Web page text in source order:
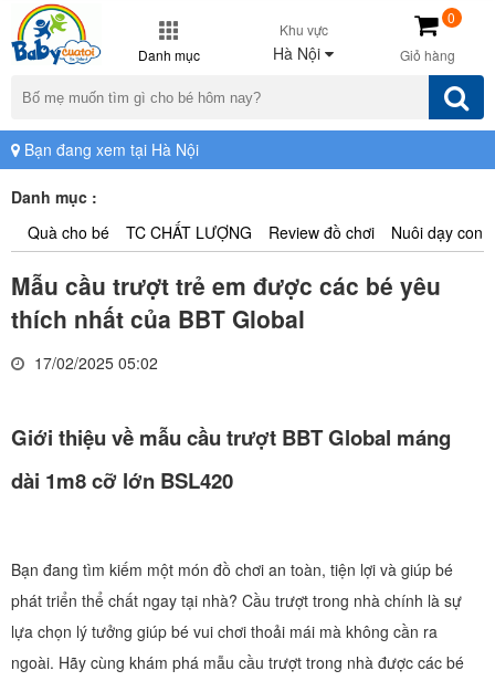
Danh mục
Khu vực
Hà Nội Giỏ hàng
0
Bạn đang xem tại Hà Nội
Danh mục :
Quà cho bé
TC CHẤT LƯỢNG Review đồ chơi Nuôi dạy con
Mẫu cầu trượt trẻ em được các bé yêu
thích nhất của BBT Global
17/02/2025 05:02
Giới thiệu về mẫu cầu trượt BBT Global máng
dài 1m8 cỡ lớn BSL420
Bạn đang tìm kiếm một món đồ chơi an toàn, tiện lợi và giúp bé
phát triển thể chất ngay tại nhà? Cầu trượt trong nhà chính là sự
lựa chọn lý tưởng giúp bé vui chơi thoải mái mà không cần ra
ngoài. Hãy cùng khám phá mẫu cầu trượt trong nhà được các bé